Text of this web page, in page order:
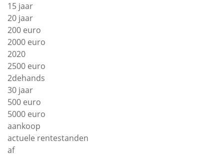
15 jaar
20 jaar
200 euro
2000 euro
2020
2500 euro
2dehands
30 jaar
500 euro
5000 euro
aankoop
actuele rentestanden
af